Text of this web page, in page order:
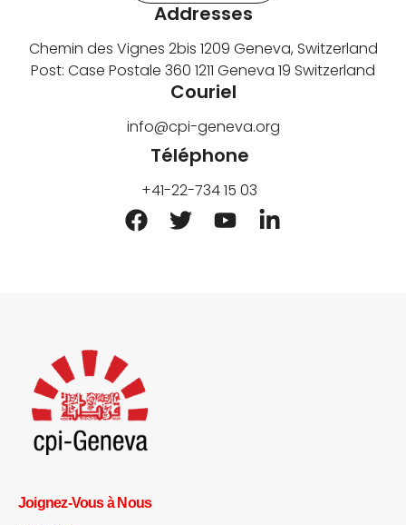
Addresses
Chemin des Vignes 2bis 1209 Geneva, Switzerland
Post: Case Postale 360 1211 Geneva 19 Switzerland
Couriel
info@cpi-geneva.org
Téléphone
+41-22-734 15 03
Joignez-Vous à Nous